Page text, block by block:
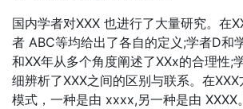
国内学者对XXX 也进行了大量研究。在
者 ABC等均给出了各自的定义;学者D和
和XX年从多个角度阐述了XXx的合理性;
细辨析了XXX之间的区别与联系。在
模式，一种是由 xxxx,另一种是由 XXXX